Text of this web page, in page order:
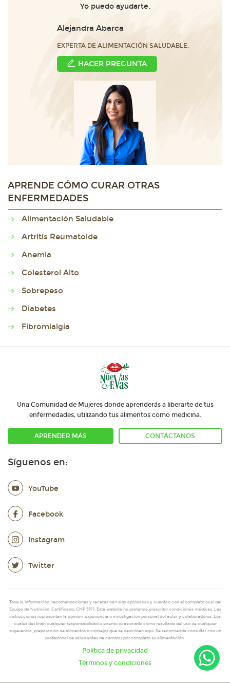
Yo puedo ayudarte.
Alejandra Abarca
EXPERTA DE ALIMENTACIÓN SALUDABLE.
HACER PREGUNTA
APRENDE CÓMO CURAR OTRAS
ENFERMEDADES
Alimentación Saludable
Artritis Reumatoide
Anemia
Colesterol Alto
Sobrepeso
Diabetes
Fibromialgia
Una Comunidad de Mujeres donde aprenderás a liberarte de tus
enfermedades, utilizando tus alimentos como medicina.
APRENDER MÁS CONTÁCTANOS
Síguenos en:
YouTube
Facebook
Instagram
Twitter
Toda la información, recomendaciones y recetas han sido aprobadas y cuentan con el completo aval del
Equipo de Nutrición. Certificado: CNP 5171. Esta website no pretende prescribir condiciones médicas. Las
instrucciones representan la opinión, experiencia e investigación personal del autor y colaboradores. Los
cuales declinan cualquier responsabilidad o evento ocasionado como resultado del uso de cualquier
sugerencia, preparación de alimentos o consejos que se describen aquí. Se recomienda consultar con un
profesional de salud antes de cambiar por completo su alimentación.
Política de privacidad
Términos y condiciones